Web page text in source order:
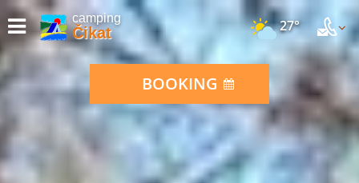
camping
Čikat 27°
BOOKING